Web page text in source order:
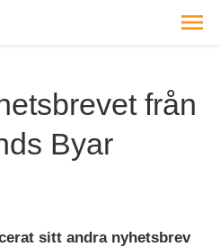
från
Byar
sitt andra nyhetsbrev